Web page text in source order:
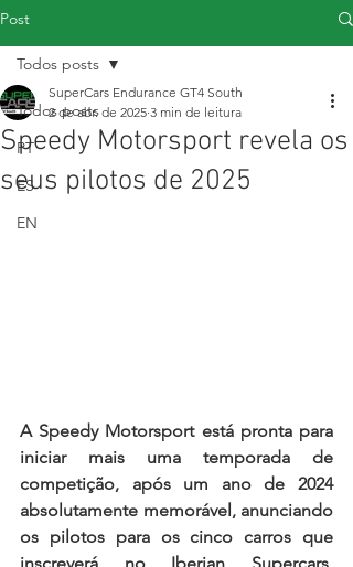
Post
Todos posts
PT
ES
EN
Todos posts
Speedy Motorsport revela os
seus pilotos de 2025
SuperCars Endurance GT4 South
2 de abr. de 2025 3 min de leitura
A Speedy Motorsport está pronta para
iniciar mais uma temporada de
competição, após um ano de 2024
absolutamente memorável, anunciando
os pilotos para os cinco carros que
inscreverá no Iberian Supercars,